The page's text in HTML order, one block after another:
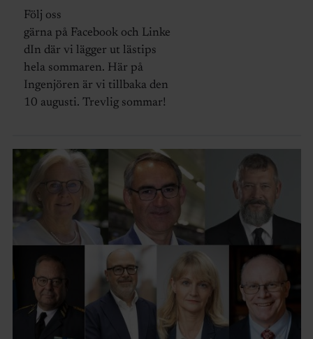
Följ oss
gärna på Facebook och Linke
dIn där vi lägger ut lästips
hela sommaren. Här på
Ingenjören är vi tillbaka den
10 augusti. Trevlig sommar!